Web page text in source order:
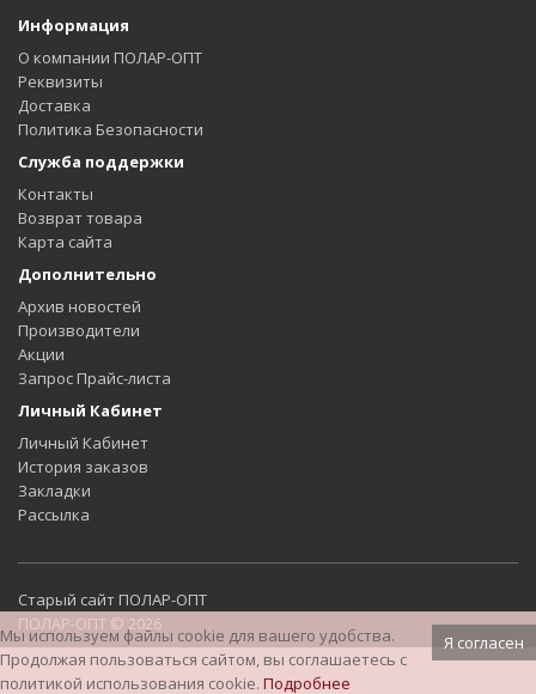
Информация
О компании ПОЛАР-ОПТ
Реквизиты
Доставка
Политика Безопасности
Служба поддержки
Контакты
Возврат товара
Карта сайта
Дополнительно
Архив новостей
Производители
Акции
Запрос Прайс-листа
Личный Кабинет
Личный Кабинет
История заказов
Закладки
Рассылка
Старый сайт ПОЛАР-ОПТ
ПОЛАР-ОПТ © 2026
Я согласен
Мы используем файлы cookie для вашего удобства.
Продолжая пользоваться сайтом, вы соглашаетесь с
политикой использования cookie. Подробнее